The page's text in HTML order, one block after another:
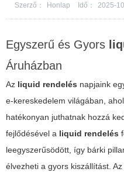
Szerző： Honlap Idő： 2025-
Egyszerű és Gyors
Áruházban
Az liquid rendelés napjaink
e-kereskedelem világában,
hatékonyan juthatnak hozzá
fejlődésével a liquid rendelés
leegyszerűsödött, így bárki
élvezheti a gyors kiszállítást.